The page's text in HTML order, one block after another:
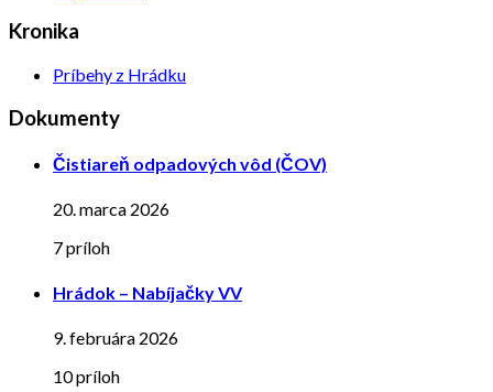
Kronika
Príbehy z Hrádku
Dokumenty
Čistiareň odpadových vôd (ČOV)
20. marca 2026
7 príloh
Hrádok – Nabíjačky VV
9. februára 2026
10 príloh